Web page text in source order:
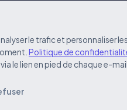
le trafic et personnaliser
Politique de
le lien en pied de chaque e-